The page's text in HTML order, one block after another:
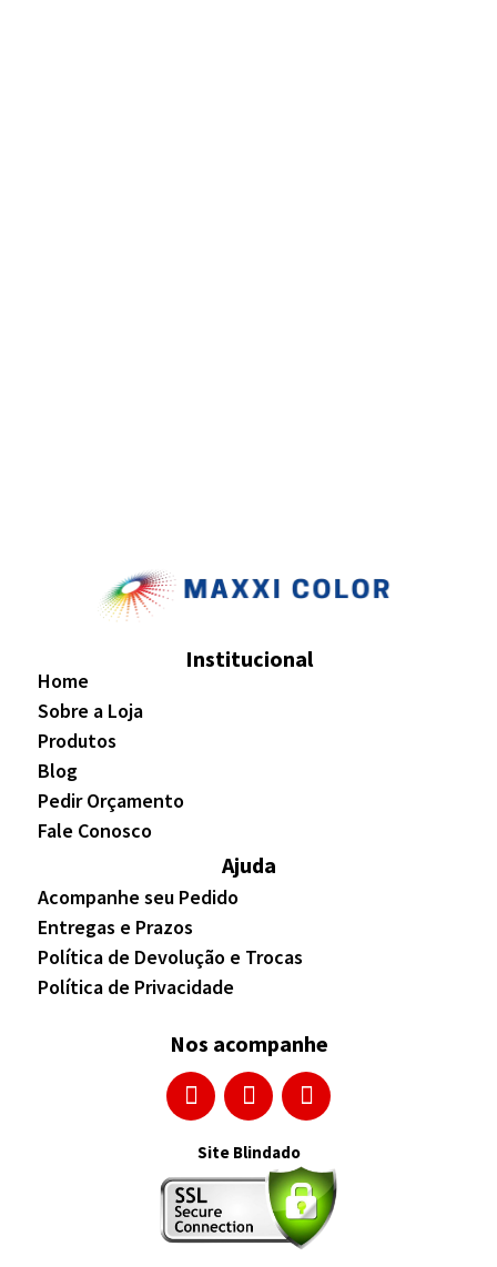
Institucional
Home
Sobre a Loja
Produtos
Blog
Pedir Orçamento
Fale Conosco
Ajuda
Acompanhe seu Pedido
Entregas e Prazos
Política de Devolução e Trocas
Política de Privacidade
Nos acompanhe
Site Blindado